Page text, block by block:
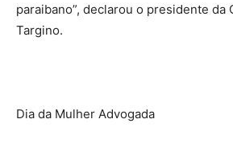
paraibano”, declarou o presidente da
Targino.
Dia da Mulher Advogada